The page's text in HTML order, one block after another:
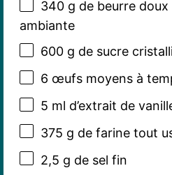
340 g de beurre
ambiante
600 g de sucre
6 œufs moyens à
5 ml d’extrait de
375 g de farine tout
2,5 g de sel fin